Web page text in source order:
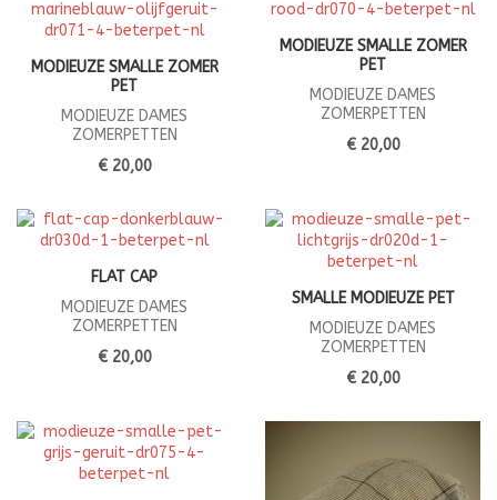
MODIEUZE SMALLE ZOMER
PET
MODIEUZE DAMES
ZOMERPETTEN
€ 20,00
MODIEUZE SMALLE ZOMER
PET
MODIEUZE DAMES
ZOMERPETTEN
€ 20,00
FLAT CAP
MODIEUZE DAMES
ZOMERPETTEN
€ 20,00
SMALLE MODIEUZE PET
MODIEUZE DAMES
ZOMERPETTEN
€ 20,00